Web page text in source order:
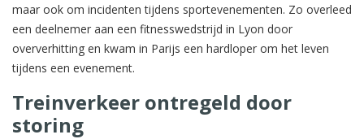
maar ook om incidenten tijdens sportevenementen. Zo overleed
een deelnemer aan een fitnesswedstrijd in Lyon door
oververhitting en kwam in Parijs een hardloper om het leven
tijdens een evenement.
Treinverkeer ontregeld door
storing